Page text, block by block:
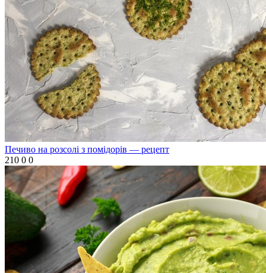
Печиво на розсолі з помідорів — рецепт
210 0 0